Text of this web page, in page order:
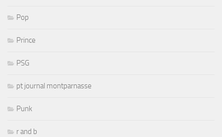
Pop
Prince
PSG
pt journal montparnasse
Punk
r and b